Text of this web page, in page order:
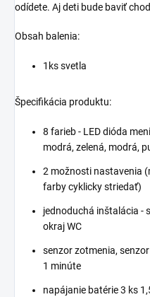
odídete. Aj deti bude baviť
Obsah balenia:
1ks svetla
Špecifikácia produktu:
8 farieb - LED dióda
modrá, zelená, modrá,
2 možnosti nastavenia
farby cyklicky striedať)
jednoduchá inštalácia -
okraj WC
senzor zotmenia,
1 minúte
napájanie batérie 3 ks